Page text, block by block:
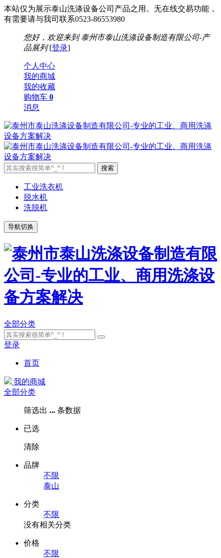
本站仅为展示泰山洗涤设备公司产品之用。无在线交易功能，
有需要请与我司联系0523-86553980
您好，欢迎来到 泰州市泰山洗涤设备制造有限公司-产
品展列[登录]
个人中心
我的商城
我的收藏
购物车 0
消息
工业洗衣机
脱水机
洗脱机
导航切换
全部分类
登录
首页
我的商城
全部分类
筛选出 ... 条数据
已选
清除
品牌
不限
泰山
分类
不限
没有相关分类
价格
不限